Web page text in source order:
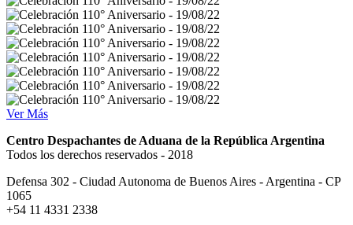
Ver Más
Centro Despachantes de Aduana de la República Argentina
Todos los derechos reservados - 2018
Defensa 302 - Ciudad Autonoma de Buenos Aires - Argentina - CP
1065
+54 11 4331 2338